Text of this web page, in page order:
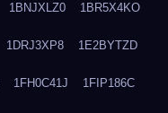
1BNJXLZ0 1BR5X4KO
1DRJ3XP8 1E2BYTZD
1FH0C41J 1FIP186C